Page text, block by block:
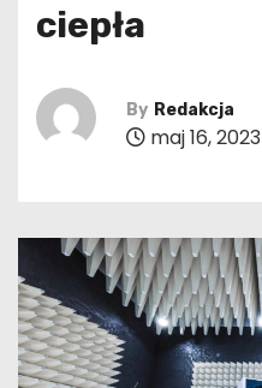
ciepła
By Redakcja
maj 16, 2023